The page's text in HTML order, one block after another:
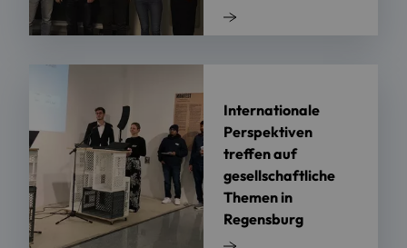
Internationale
Perspektiven
treffen auf
gesellschaftliche
Themen in
Regensburg